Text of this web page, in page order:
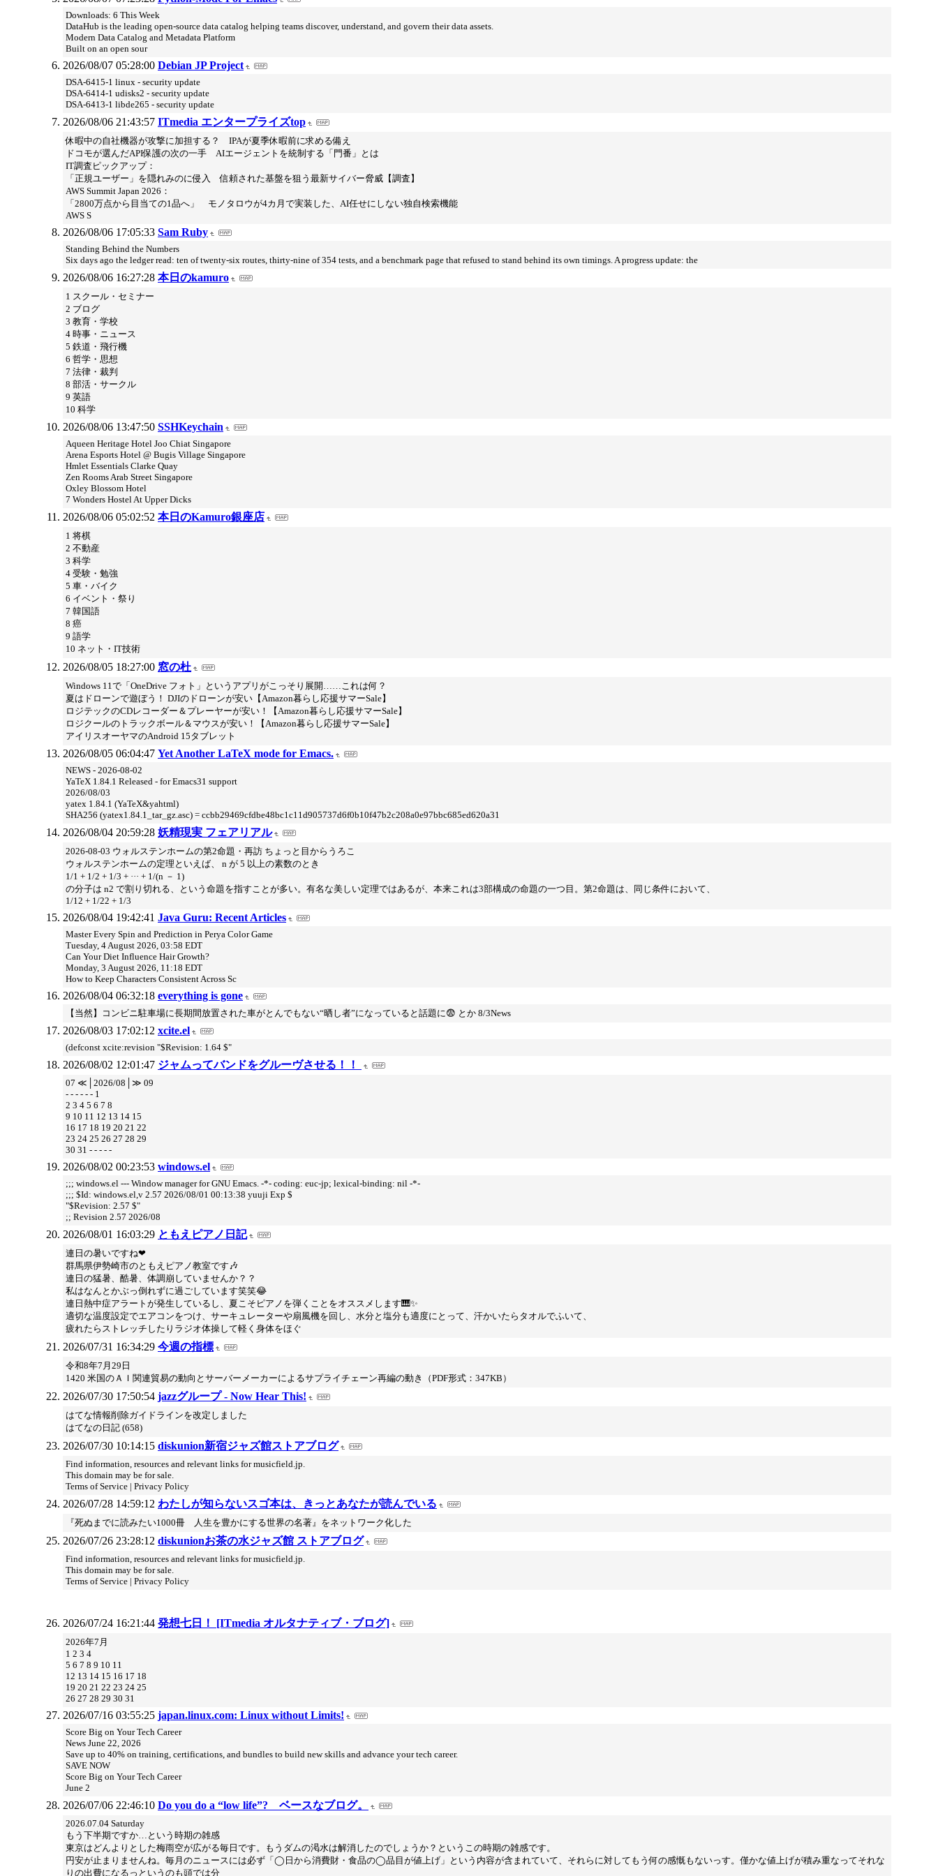
Downloads: 6 This Week
DataHub is the leading open-source data catalog helping teams discover, understand, and govern their data assets.
Modern Data Catalog and Metadata Platform
Built on an open sour
2026/08/07 05:28:00 Debian JP Project
DSA-6415-1 linux - security update
DSA-6414-1 udisks2 - security update
DSA-6413-1 libde265 - security update
2026/08/06 21:43:57 ITmedia エンタープライズtop
休暇中の自社機器が攻撃に加担する？ IPAが夏季休暇前に求める備え
ドコモが選んだAPI保護の次の一手 AIエージェントを統制する「門番」とは
IT調査ピックアップ：
「正規ユーザー」を隠れみのに侵入 信頼された基盤を狙う最新サイバー脅威【調査】
AWS Summit Japan 2026：
「2800万点から目当ての1品へ」 モノタロウが4カ月で実装した、AI任せにしない独自検索機能
AWS S
2026/08/06 17:05:33 Sam Ruby
Standing Behind the Numbers
Six days ago the ledger read: ten of twenty-six routes, thirty-nine of 354 tests, and a benchmark page that refused to stand behind its own timings. A progress update: the
2026/08/06 16:27:28 本日のkamuro
1 スクール・セミナー
2 ブログ
3 教育・学校
4 時事・ニュース
5 鉄道・飛行機
6 哲学・思想
7 法律・裁判
8 部活・サークル
9 英語
10 科学
2026/08/06 13:47:50 SSHKeychain
Aqueen Heritage Hotel Joo Chiat Singapore
Arena Esports Hotel @ Bugis Village Singapore
Hmlet Essentials Clarke Quay
Zen Rooms Arab Street Singapore
Oxley Blossom Hotel
7 Wonders Hostel At Upper Dicks
2026/08/06 05:02:52 本日のKamuro銀座店
1 将棋
2 不動産
3 科学
4 受験・勉強
5 車・バイク
6 イベント・祭り
7 韓国語
8 癌
9 語学
10 ネット・IT技術
2026/08/05 18:27:00 窓の杜
Windows 11で「OneDrive フォト」というアプリがこっそり展開……これは何？
夏はドローンで遊ぼう！ DJIのドローンが安い【Amazon暮らし応援サマーSale】
ロジテックのCDレコーダー＆プレーヤーが安い！【Amazon暮らし応援サマーSale】
ロジクールのトラックボール＆マウスが安い！【Amazon暮らし応援サマーSale】
アイリスオーヤマのAndroid 15タブレット
2026/08/05 06:04:47 Yet Another LaTeX mode for Emacs.
NEWS - 2026-08-02
YaTeX 1.84.1 Released - for Emacs31 support
2026/08/03
yatex 1.84.1 (YaTeX&yahtml)
SHA256 (yatex1.84.1_tar_gz.asc) = ccbb29469cfdbe48bc1c11d905737d6f0b10f47b2c208a0e97bbc685ed620a31
2026/08/04 20:59:28 妖精現実 フェアリアル
2026-08-03 ウォルステンホームの第2命題・再訪 ちょっと目からうろこ
ウォルステンホームの定理といえば、 n が 5 以上の素数のとき
1/1 + 1/2 + 1/3 + ··· + 1/(n － 1)
の分子は n2 で割り切れる、という命題を指すことが多い。有名な美しい定理ではあるが、本来これは3部構成の命題の一つ目。第2命題は、同じ条件において、
1/12 + 1/22 + 1/3
2026/08/04 19:42:41 Java Guru: Recent Articles
Master Every Spin and Prediction in Perya Color Game
Tuesday, 4 August 2026, 03:58 EDT
Can Your Diet Influence Hair Growth?
Monday, 3 August 2026, 11:18 EDT
How to Keep Characters Consistent Across Sc
2026/08/04 06:32:18 everything is gone
【当然】コンビニ駐車場に長期間放置された車がとんでもない“晒し者”になっていると話題に😨 とか 8/3News
2026/08/03 17:02:12 xcite.el
(defconst xcite:revision "$Revision: 1.64 $"
2026/08/02 12:01:47 ジャムってバンドをグルーヴさせる！！
07 ≪│2026/08│≫ 09
- - - - - - 1
2 3 4 5 6 7 8
9 10 11 12 13 14 15
16 17 18 19 20 21 22
23 24 25 26 27 28 29
30 31 - - - - -
2026/08/02 00:23:53 windows.el
;;; windows.el --- Window manager for GNU Emacs. -*- coding: euc-jp; lexical-binding: nil -*-
;;; $Id: windows.el,v 2.57 2026/08/01 00:13:38 yuuji Exp $
"$Revision: 2.57 $"
;; Revision 2.57 2026/08
2026/08/01 16:03:29 ともえピアノ日記
連日の暑いですね❤
群馬県伊勢崎市のともえピアノ教室です🎶
連日の猛暑、酷暑、体調崩していませんか？？
私はなんとかぶっ倒れずに過ごしています笑笑😂
連日熱中症アラートが発生しているし、夏こそピアノを弾くことをオススメします🎹✨
適切な温度設定でエアコンをつけ、サーキュレーターや扇風機を回し、水分と塩分も適度にとって、汗かいたらタオルでふいて、
疲れたらストレッチしたりラジオ体操して軽く身体をほぐ
2026/07/31 16:34:29 今週の指標
令和8年7月29日
1420 米国のＡＩ関連貿易の動向とサーバーメーカーによるサプライチェーン再編の動き（PDF形式：347KB）
2026/07/30 17:50:54 jazzグループ - Now Hear This!
はてな情報削除ガイドラインを改定しました
はてなの日記 (658)
2026/07/30 10:14:15 diskunion新宿ジャズ館ストアブログ
Find information, resources and relevant links for musicfield.jp.
This domain may be for sale.
Terms of Service | Privacy Policy
2026/07/28 14:59:12 わたしが知らないスゴ本は、きっとあなたが読んでいる
『死ぬまでに読みたい1000冊 人生を豊かにする世界の名著』をネットワーク化した
2026/07/26 23:28:12 diskunionお茶の水ジャズ館 ストアブログ
Find information, resources and relevant links for musicfield.jp.
This domain may be for sale.
Terms of Service | Privacy Policy
2026/07/24 16:21:44 発想七日！ [ITmedia オルタナティブ・ブログ]
2026年7月
1 2 3 4
5 6 7 8 9 10 11
12 13 14 15 16 17 18
19 20 21 22 23 24 25
26 27 28 29 30 31
2026/07/16 03:55:25 japan.linux.com: Linux without Limits!
Score Big on Your Tech Career
News June 22, 2026
Save up to 40% on training, certifications, and bundles to build new skills and advance your tech career.
SAVE NOW
Score Big on Your Tech Career
June 2
2026/07/06 22:46:10 Do you do a “low life”? ベースなブログ。
2026.07.04 Saturday
もう下半期ですか…という時期の雑感
東京はどんよりとした梅雨空が広がる毎日です。もうダムの渇水は解消したのでしょうか？というこの時期の雑感です。
円安が止まりませんね。毎月のニュースには必ず「◯日から消費財・食品の◯品目が値上げ」という内容が含まれていて、それらに対してもう何の感慨もないっす。僅かな値上げが積み重なってそれな
りの出費になるっというのも頭では分